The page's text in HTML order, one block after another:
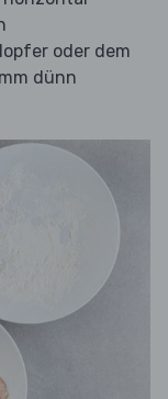
oder dem
dünn